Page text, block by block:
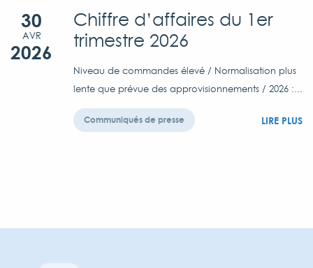
30
AVR
2026
Chiffre d’affaires du 1er
trimestre 2026
Niveau de commandes élevé / Normalisation plus
lente que prévue des approvisionnements / 2026 :...
Communiqués de presse LIRE PLUS